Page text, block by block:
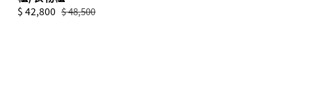
Sale
$ 42,800 Regular
$ 48,500